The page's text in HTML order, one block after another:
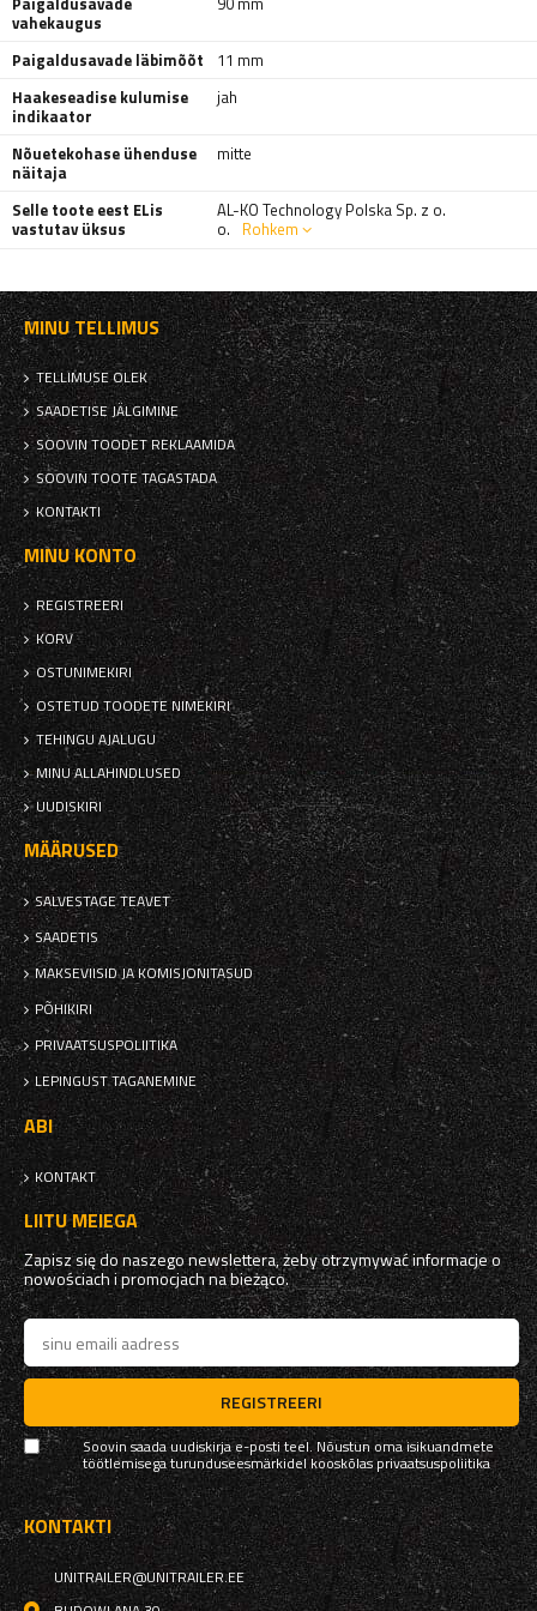
vahekaugus
Paigaldusavade läbimõõt
11 mm
Haakeseadise kulumise
indikaator
jah
Nõuetekohase ühenduse
näitaja
mitte
Selle toote eest ELis
vastutav üksus
AL-KO Technology Polska Sp. z o.
o. Rohkem
MINU TELLIMUS
TELLIMUSE OLEK
SAADETISE JÄLGIMINE
SOOVIN TOODET REKLAAMIDA
SOOVIN TOOTE TAGASTADA
KONTAKTI
MINU KONTO
REGISTREERI
KORV
OSTUNIMEKIRI
OSTETUD TOODETE NIMEKIRI
TEHINGU AJALUGU
MINU ALLAHINDLUSED
UUDISKIRI
MÄÄRUSED
SALVESTAGE TEAVET
SAADETIS
MAKSEVIISID JA KOMISJONITASUD
PÕHIKIRI
PRIVAATSUSPOLIITIKA
LEPINGUST TAGANEMINE
ABI
KONTAKT
LIITU MEIEGA
Zapisz się do naszego newslettera, żeby otrzymywać informacje o
nowościach i promocjach na bieżąco.
REGISTREERI
Soovin saada uudiskirja e-posti teel. Nõustun oma isikuandmete
töötlemisega turunduseesmärkidel kooskõlasprivaatsuspoliitika
KONTAKTI
UNITRAILER@UNITRAILER.EE